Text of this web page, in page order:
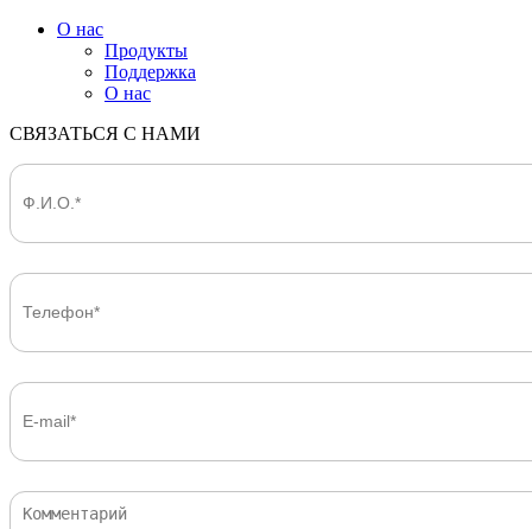
О нас
Продукты
Поддержка
О нас
СВЯЗАТЬСЯ С НАМИ